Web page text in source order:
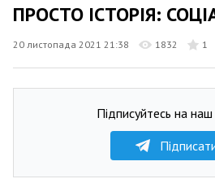
ПРОСТО ІСТОРІЯ:
20 листопада 2021 21:38 1832 1
Підписуйтесь на